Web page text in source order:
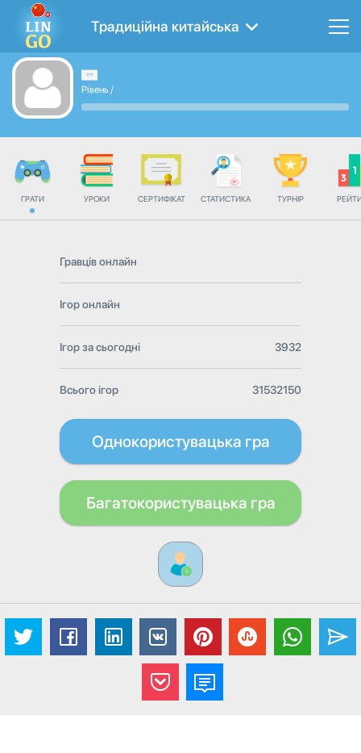
Традиційна китайська
Рівень /
ГРАТИ УРОКИ СЕРТИФІКАТ СТАТИСТИКА ТУРНІР
Гравців онлайн
Ігор онлайн
Ігор за сьогодні 3932
Всього ігор 31532150
Однокористувацька гра
Багатокористувацька гра